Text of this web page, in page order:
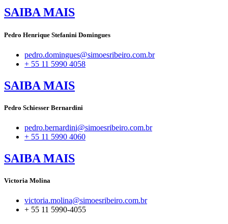
SAIBA MAIS
Pedro Henrique Stefanini Domingues
pedro.domingues@simoesribeiro.com.br
+ 55 11 5990 4058
SAIBA MAIS
Pedro Schiesser Bernardini
pedro.bernardini@simoesribeiro.com.br
+ 55 11 5990 4060
SAIBA MAIS
Victoria Molina
victoria.molina@simoesribeiro.com.br
+ 55 11 5990-4055